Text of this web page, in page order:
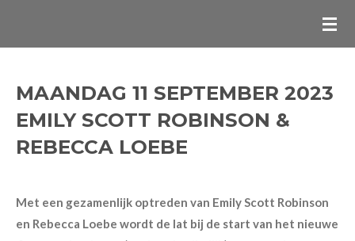
hoofdinhoud
MAANDAG 11 SEPTEMBER 2023
EMILY SCOTT ROBINSON &
REBECCA LOEBE
Met een gezamenlijk optreden van Emily Scott Robinson
en Rebecca Loebe wordt de lat bij de start van het nieuwe